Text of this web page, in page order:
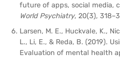
future of apps, social media,
World Psychiatry, 20(3),
Larsen, M. E., Huckvale, K.,
L., Li, E., & Reda, B. (2019).
Evaluation of mental health